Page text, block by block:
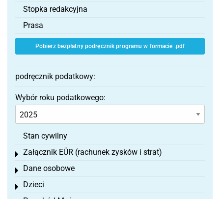
Stopka redakcyjna
Prasa
Pobierz bezpłatny podręcznik programu w formacie .pdf
podręcznik podatkowy:
Wybór roku podatkowego:
Stan cywilny
Załącznik EÜR (rachunek zysków i strat)
Toggle menu
Dane osobowe
Toggle menu
Dzieci
Toggle menu